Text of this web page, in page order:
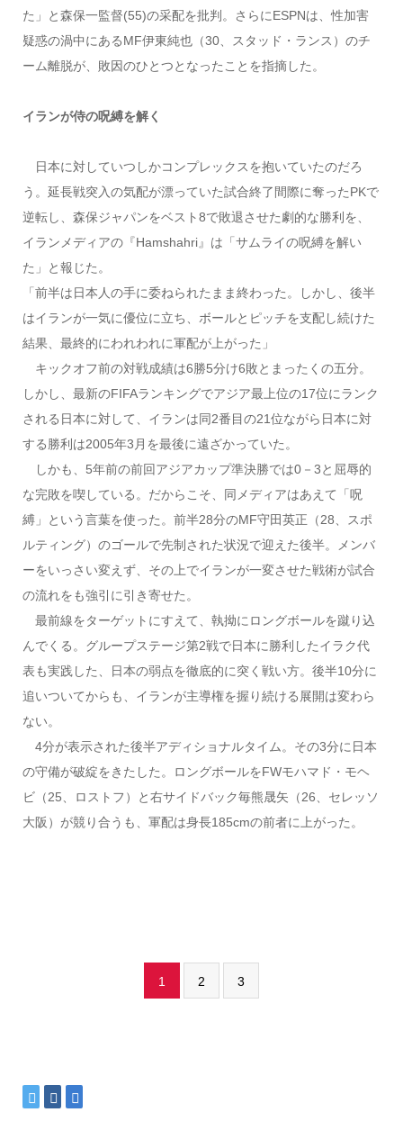
た」と森保一監督(55)の采配を批判。さらにESPNは、性加害
疑惑の渦中にあるMF伊東純也（30、スタッド・ランス）のチ
ーム離脱が、敗因のひとつとなったことを指摘した。
イランが侍の呪縛を解く
日本に対していつしかコンプレックスを抱いていたのだろ
う。延長戦突入の気配が漂っていた試合終了間際に奪ったPKで
逆転し、森保ジャパンをベスト8で敗退させた劇的な勝利を、
イランメディアの『Hamshahri』は「サムライの呪縛を解い
た」と報じた。
「前半は日本人の手に委ねられたまま終わった。しかし、後半
はイランが一気に優位に立ち、ボールとピッチを支配し続けた
結果、最終的にわれわれに軍配が上がった」
キックオフ前の対戦成績は6勝5分け6敗とまったくの五分。
しかし、最新のFIFAランキングでアジア最上位の17位にランク
される日本に対して、イランは同2番目の21位ながら日本に対
する勝利は2005年3月を最後に遠ざかっていた。
しかも、5年前の前回アジアカップ準決勝では0－3と屈辱的
な完敗を喫している。だからこそ、同メディアはあえて「呪
縛」という言葉を使った。前半28分のMF守田英正（28、スポ
ルティング）のゴールで先制された状況で迎えた後半。メンバ
ーをいっさい変えず、その上でイランが一変させた戦術が試合
の流れをも強引に引き寄せた。
最前線をターゲットにすえて、執拗にロングボールを蹴り込
んでくる。グループステージ第2戦で日本に勝利したイラク代
表も実践した、日本の弱点を徹底的に突く戦い方。後半10分に
追いついてからも、イランが主導権を握り続ける展開は変わら
ない。
4分が表示された後半アディショナルタイム。その3分に日本
の守備が破綻をきたした。ロングボールをFWモハマド・モヘ
ビ（25、ロストフ）と右サイドバック毎熊晟矢（26、セレッソ
大阪）が競り合うも、軍配は身長185cmの前者に上がった。
1 2 3